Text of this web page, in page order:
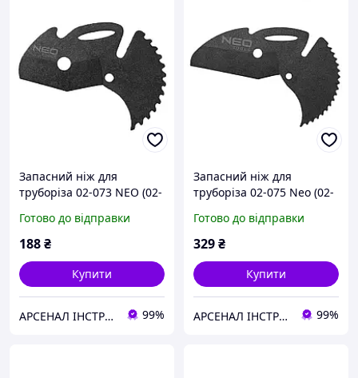
Запасний ніж для
труборіза 02-073 NEO (02-
Готово до відправки
188₴
Купити
АРСЕНАЛ ІНСТРУМЕНТА 99%
Запасний ніж для
труборіза 02-075 Neo (02-
Готово до відправки
329₴
Купити
АРСЕНАЛ ІНСТРУМЕНТА 99%